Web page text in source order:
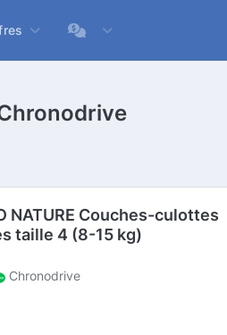
NATURE Couches-culottes
taille 4 (8-15 kg)
Chronodrive